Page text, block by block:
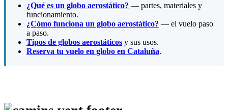
¿Qué es un globo aerostático? — partes, materiales y
funcionamiento.
¿Cómo funciona un globo aerostático? — el vuelo paso
a paso.
Tipos de globos aerostáticos y sus usos.
Reserva tu vuelo en globo en Cataluña.